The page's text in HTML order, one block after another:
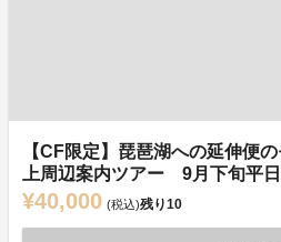
【CF限定】琵琶湖への延伸便
上周辺案内ツアー 9月下旬
¥40,000 (税込)残り10